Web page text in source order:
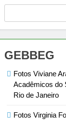
GEBBEG
Fotos Viviane
Acadêmicos do
Rio de Janeiro
Fotos Virginia